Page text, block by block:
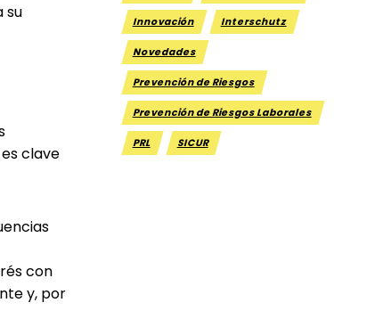
su
clave
con
y, por
Innovación Interschutz
Novedades
Prevención de Riesgos
Prevención de Riesgos Laborales
PRL SICUR